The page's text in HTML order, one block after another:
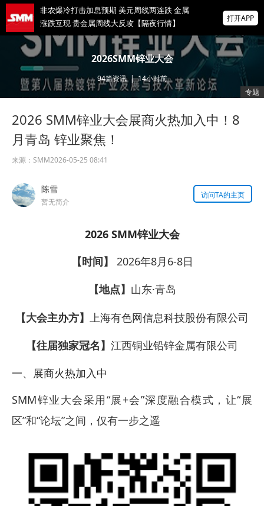
非农爆冷打击加息预期 美元周线两连跌 金属
涨跌互现 贵金属周线大反攻【隔夜行情】
2026 SMM锌业大会圆满落幕！大咖云集 共
寻锌行业破局发展新机遇
美国拟投30亿美元扶持关键矿产
掌上有色
打开APP
2026SMM锌业大会
94篇资讯|14小时前
专题
2026 SMM锌业大会展商火热加入中！8
月青岛 锌业聚焦！
来源： SMM2026-05-25 08:41
陈雪
暂无简介
访问TA的主页
2026 SMM锌业大会
【时间】 2026年8月6-8日
【地点】 山东·青岛
【大会主办方】
上海有色网信息科技股份有限公司
【往届独家冠名】 江西铜业铅锌金属有限公司
一、展商火热加入中
SMM锌业大会采用“展+会”深度融合模式，让“展
区”和“论坛”之间，仅有一步之遥